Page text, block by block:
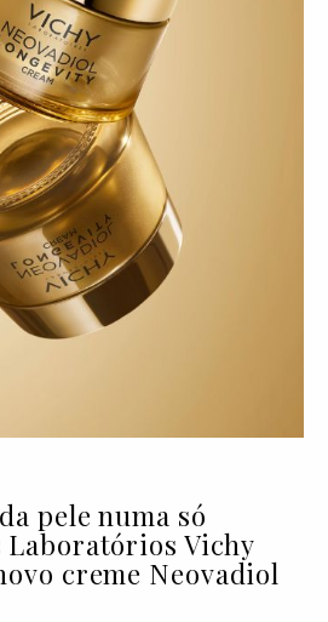
pele numa só
Laboratórios Vichy
creme Neovadiol